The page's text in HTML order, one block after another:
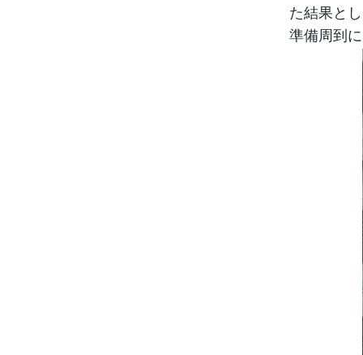
た結果と
準備周到